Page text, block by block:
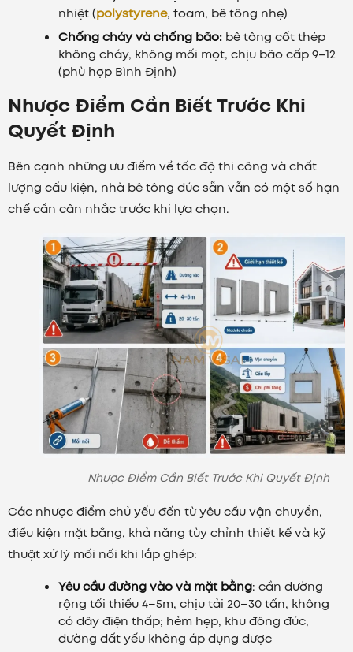
nhiệt (polystyrene, foam, bê tông nhẹ)
Chống cháy và chống bão: bê tông cốt thép
không cháy, không mối mọt, chịu bão cấp 9–12
(phù hợp Bình Định)
Nhược Điểm Cần Biết Trước Khi
Quyết Định
Bên cạnh những ưu điểm về tốc độ thi công và chất
lượng cấu kiện, nhà bê tông đúc sẵn vẫn có một số hạn
chế cần cân nhắc trước khi lựa chọn.
Nhược Điểm Cần Biết Trước Khi Quyết Định
Các nhược điểm chủ yếu đến từ yêu cầu vận chuyển,
điều kiện mặt bằng, khả năng tùy chỉnh thiết kế và kỹ
thuật xử lý mối nối khi lắp ghép:
Yêu cầu đường vào và mặt bằng: cần đường
rộng tối thiểu 4–5m, chịu tải 20–30 tấn, không
có dây điện thấp; hẻm hẹp, khu đông đúc,
đường đất yếu không áp dụng được